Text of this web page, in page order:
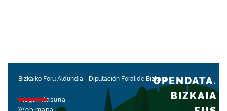
Bizkaiko Foru Aldundia - Diputación Foral de Bizkaia
Irisgarritasuna
OPENDATA.
BIZKAIA